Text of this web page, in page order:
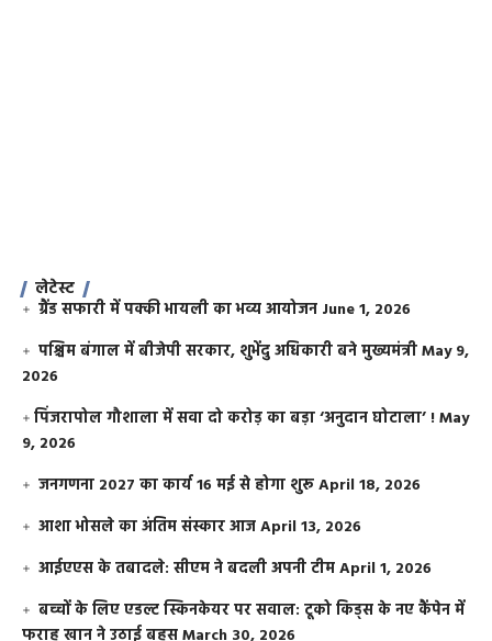
लेटेस्ट
ग्रैंड सफारी में पक्की भायली का भव्य आयोजन June 1, 2026
पश्चिम बंगाल में बीजेपी सरकार, शुभेंदु अधिकारी बने मुख्यमंत्रीMay 9,
2026
​पिंजरापोल गौशाला में सवा दो करोड़ का बड़ा ‘अनुदान घोटाला’ !May
9, 2026
जनगणना 2027 का कार्य 16 मई से होगा शुरूApril 18, 2026
आशा भोसले का अंतिम संस्कार आजApril 13, 2026
आईएएस के तबादले: सीएम ने बदली अपनी टीमApril 1, 2026
बच्चों के लिए एडल्ट स्किनकेयर पर सवाल: टूको किड्स के नए कैंपेन में